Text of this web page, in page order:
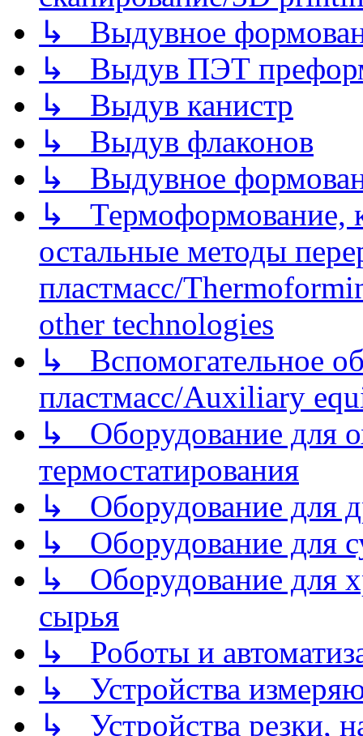
↳ Выдувное
↳ Выдув ПЭТ
↳ Выдув канистр
↳ Выдув флаконов
↳ Выдувное
↳ Термоформование,
остальные методы
пластмасс/
other technologies
↳ Вспомогательное
пластмасс/Auxiliary
↳ Оборудование для
термостатирования
↳ Оборудование для
↳ Оборудование для
↳ Оборудование для
сырья
↳ Роботы и
↳ Устройства
↳ Устройства резки,